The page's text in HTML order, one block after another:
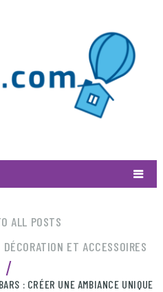
ALL POSTS
DÉCORATION ET ACCESSOIRES
/
: CRÉER UNE AMBIANCE UNIQUE